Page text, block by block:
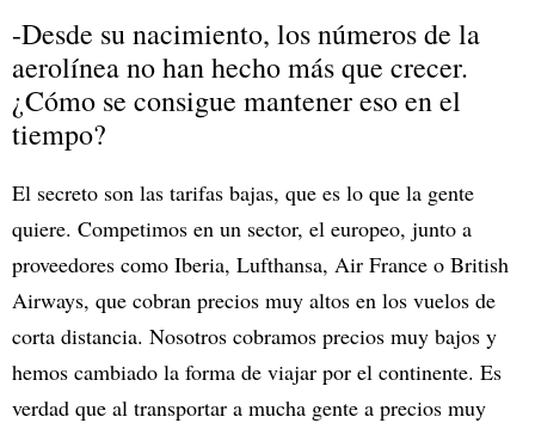
-Desde su nacimiento, los números de la
aerolínea no han hecho más que crecer.
¿Cómo se consigue mantener eso en el
tiempo?
El secreto son las tarifas bajas, que es lo que la gente
quiere. Competimos en un sector, el europeo, junto a
proveedores como Iberia, Lufthansa, Air France o British
Airways, que cobran precios muy altos en los vuelos de
corta distancia. Nosotros cobramos precios muy bajos y
hemos cambiado la forma de viajar por el continente. Es
verdad que al transportar a mucha gente a precios muy